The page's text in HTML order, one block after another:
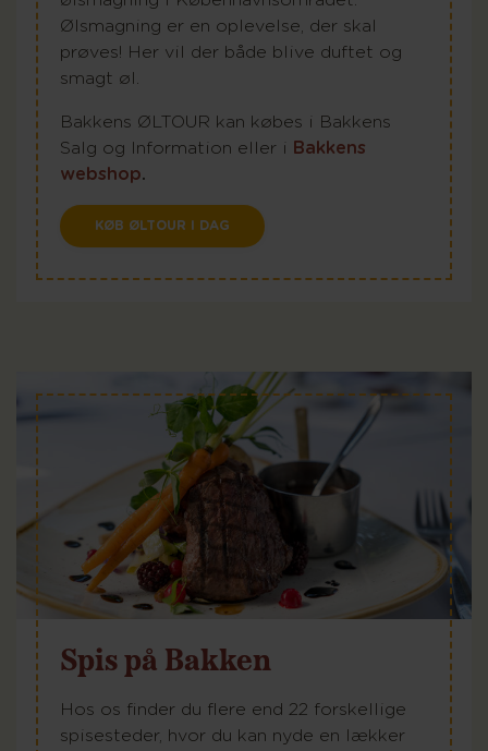
Ølsmagning er en oplevelse, der skal
prøves! Her vil der både blive duftet og
smagt øl.
Bakkens ØLTOUR kan købes i Bakkens
Salg og Information eller i
Bakkens
webshop.
KØB ØLTOUR I DAG
Spis på Bakken
Hos os finder du flere end 22 forskellige
spisesteder, hvor du kan nyde en lækker